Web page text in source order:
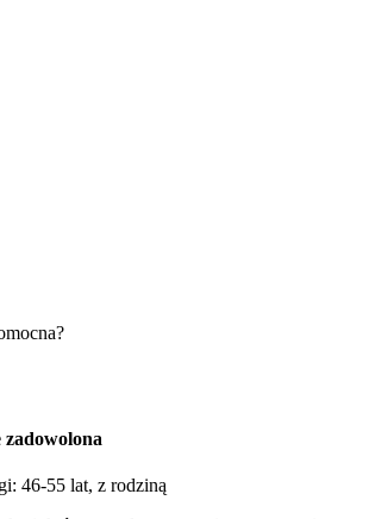
46-55 lat, z rodziną